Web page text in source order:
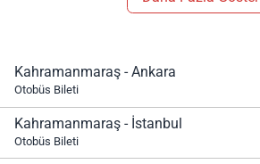
Kahramanmaraş - Ankara
Otobüs Bileti
Kahramanmaraş - İstanbul
Otobüs Bileti